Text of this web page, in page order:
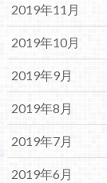
2019年11月
2019年10月
2019年9月
2019年8月
2019年7月
2019年6月